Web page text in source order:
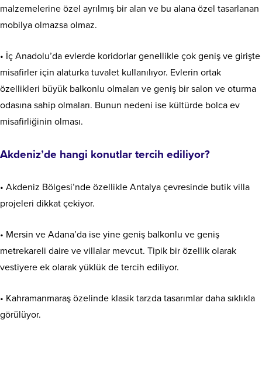
malzemelerine özel ayrılmış bir alan ve bu alana özel tasarlanan
mobilya olmazsa olmaz.
• İç Anadolu’da evlerde koridorlar genellikle çok geniş ve girişte
misafirler için alaturka tuvalet kullanılıyor. Evlerin ortak
özellikleri büyük balkonlu olmaları ve geniş bir salon ve oturma
odasına sahip olmaları. Bunun nedeni ise kültürde bolca ev
misafirliğinin olması.
Akdeniz’de hangi konutlar tercih ediliyor?
• Akdeniz Bölgesi’nde özellikle Antalya çevresinde butik villa
projeleri dikkat çekiyor.
• Mersin ve Adana’da ise yine geniş balkonlu ve geniş
metrekareli daire ve villalar mevcut. Tipik bir özellik olarak
vestiyere ek olarak yüklük de tercih ediliyor.
• Kahramanmaraş özelinde klasik tarzda tasarımlar daha sıklıkla
görülüyor.